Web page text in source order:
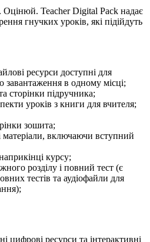
Teacher Digital Pack надає
гнучких уроків, які підійдуть
ресурси доступні для
завантаження в одному місці;
сторінки підручника;
уроків з книги для вчителя;
зошита;
матеріали, включаючи вступний
курсу;
розділу і повний тест (є
тестів та аудіофайли для
цифрові ресурси та інтерактивні